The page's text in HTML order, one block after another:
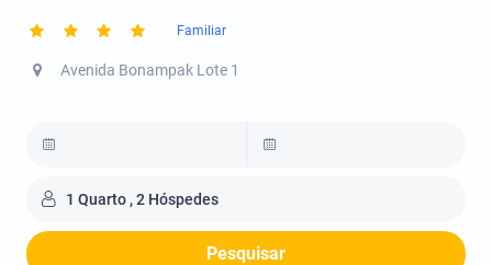
Familiar
Avenida Bonampak Lote 1
1 Quarto , 2 Hóspedes
Pesquisar